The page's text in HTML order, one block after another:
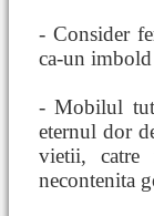
- Consider
ca-un imbold
- Mobilul
eternul dor
vietii, catre
necontenita